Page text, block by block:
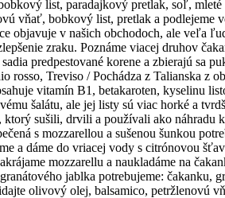
list, paradajkový pretlak, soľ,
vňať, bobkový list, pretlak a
objavuje v našich obchodoch, ale veľa
zraku. Poznáme viacej druhov
predpestované korene a zbierajú
rosso, Treviso / Pochádza z Talianska
vitamín B1, betakaroten, kyselinu
šalátu, ale jej listy sú viac horké a
sušili, drvili a používali ako náhradu
s mozzarellou a sušenou šunkou
a dáme do vriacej vody s citrónovou
mozzarellu a naukladáme na
jablka potrebujeme: čakanku,
olivový olej, balsamico, petržlenovú